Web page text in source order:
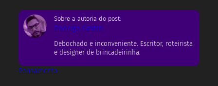
Sobre a autoria do post:
Rodrigo Castro
Debochado e inconveniente. Escritor, roteirista
e designer de brincadeirinha.
Pensamento